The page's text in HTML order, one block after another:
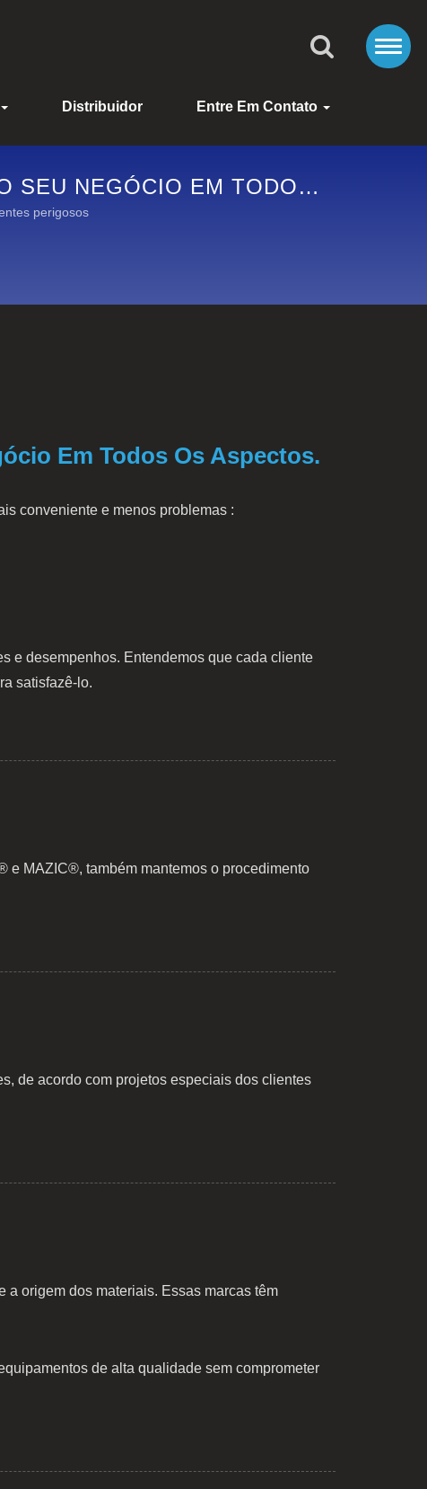
Distribuidor Entre Em Contato
SEU NEGÓCIO EM TODOS
AO FOGO DA
perigosos
Em Todos Os Aspectos.
conveniente e menos problemas :
e desempenhos. Entendemos que cada cliente
satisfazê-lo.
e MAZIC®, também mantemos o procedimento
de acordo com projetos especiais dos clientes
origem dos materiais. Essas marcas têm
de alta qualidade sem comprometer